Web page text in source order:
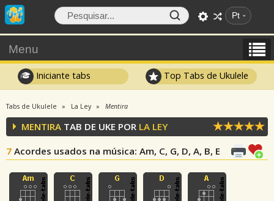
Pt
Menu
Iniciante tabs Top Tabs de Ukulele
Tabs de Ukulele La Ley Mentira
MENTIRA TAB DE UKE POR LA LEY
7 Acordes usados na música: Am, C, G, D, A, B, E